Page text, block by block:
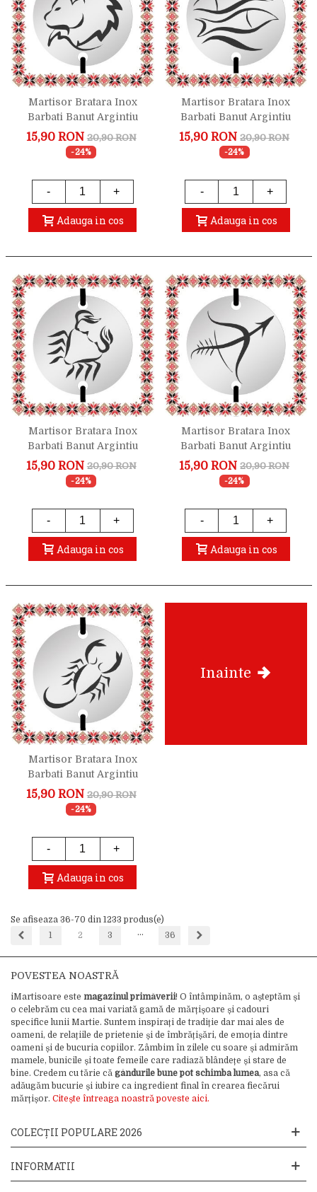
Martisor Bratara Inox
Barbati Banut Argintiu
Zodiac Leu
15,90 RON 20,90 RON
-24%
- +
Adauga in cos
Martisor Bratara Inox
Barbati Banut Argintiu
Zodiac Pesti
15,90 RON 20,90 RON
-24%
- +
Adauga in cos
Martisor Bratara Inox
Barbati Banut Argintiu
Zodiac Rac
15,90 RON 20,90 RON
-24%
- +
Adauga in cos
Martisor Bratara Inox
Barbati Banut Argintiu
Zodiac Sagetator
15,90 RON 20,90 RON
-24%
- +
Adauga in cos
Martisor Bratara Inox
Barbati Banut Argintiu
Zodiac Scorpion
15,90 RON 20,90 RON
-24%
- +
Adauga in cos
Inainte
Se afiseaza 36-70 din 1233 produs(e)
Inapoi1 2 3 … 36
POVESTEA NOASTRĂ
iMartisoare este magazinul primăverii! O întâmpinăm, o așteptăm și
o celebrăm cu cea mai variată gamă de mărțișoare și cadouri
specifice lunii Martie. Suntem inspirați de tradiție dar mai ales de
oameni, de relațiile de prietenie și de îmbrățișări, de emoția dintre
oameni și de bucuria copiilor. Zâmbim în zilele cu soare și admirăm
mamele, bunicile și toate femeile care radiază blândețe și stare de
bine. Credem cu tărie că gândurile bune pot schimba lumea, asa că
adăugăm bucurie și iubire ca ingredient final în crearea fiecărui
mărțișor. Citește întreaga noastră poveste aici.
COLECȚII POPULARE 2026
INFORMATII